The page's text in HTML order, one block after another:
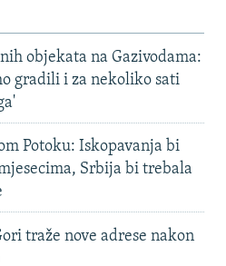
objekata na Gazivodama:
gradili i za nekoliko sati
Potoku: Iskopavanja bi
Srbija bi trebala
traže nove adrese nakon